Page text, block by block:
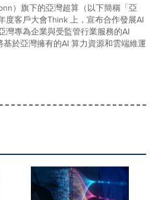
）旗下的亞灣超算（以下簡稱「亞
度客戶大會Think 上，宣布合作發展AI
灣專為企業與受監管行業服務的AI
於亞灣擁有的AI 算力資源和雲端維運